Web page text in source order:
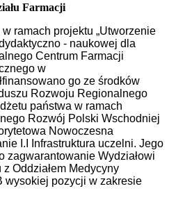
Farmacji
ramach projektu „Utworzenie
- naukowej dla
Centrum Farmacji
w
go ze środków
Rozwoju Regionalnego
państwa w ramach
Rozwój Polski Wschodniej
Nowoczesna
I.I Infrastruktura uczelni. Jego
zagwarantowanie Wydziałowi
Oddziałem Medycyny
wysokiej pozycji w zakresie